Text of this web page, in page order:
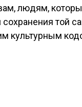
людям,
той
культурным